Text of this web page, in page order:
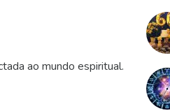
ao mundo espiritual.